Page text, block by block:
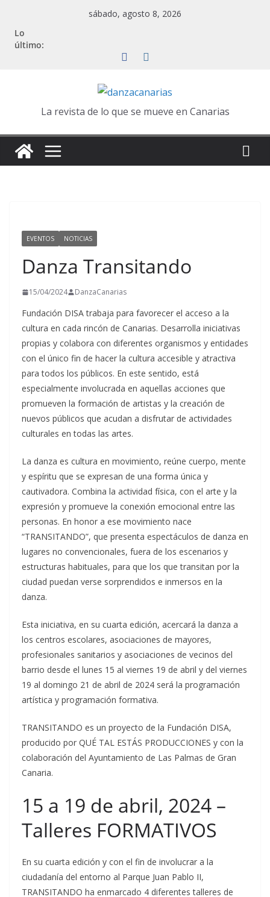
contenido
sábado, agosto 8, 2026
Lo
último:
La revista de lo que se mueve en Canarias
EVENTOS NOTICIAS
Danza Transitando
15/04/2024 DanzaCanarias
Fundación DISA trabaja para favorecer el acceso a la
cultura en cada rincón de Canarias. Desarrolla iniciativas
propias y colabora con diferentes organismos y entidades
con el único fin de hacer la cultura accesible y atractiva
para todos los públicos. En este sentido, está
especialmente involucrada en aquellas acciones que
promueven la formación de artistas y la creación de
nuevos públicos que acudan a disfrutar de actividades
culturales en todas las artes.
La danza es cultura en movimiento, reúne cuerpo, mente
y espíritu que se expresan de una forma única y
cautivadora. Combina la actividad física, con el arte y la
expresión y promueve la conexión emocional entre las
personas. En honor a ese movimiento nace
“TRANSITANDO”, que presenta espectáculos de danza en
lugares no convencionales, fuera de los escenarios y
estructuras habituales, para que los que transitan por la
ciudad puedan verse sorprendidos e inmersos en la
danza.
Esta iniciativa, en su cuarta edición, acercará la danza a
los centros escolares, asociaciones de mayores,
profesionales sanitarios y asociaciones de vecinos del
barrio desde el lunes 15 al viernes 19 de abril y del viernes
19 al domingo 21 de abril de 2024 será la programación
artística y programación formativa.
TRANSITANDO es un proyecto de la Fundación DISA,
producido por QUÉ TAL ESTÁS PRODUCCIONES y con la
colaboración del Ayuntamiento de Las Palmas de Gran
Canaria.
15 a 19 de abril, 2024 –
Talleres FORMATIVOS
En su cuarta edición y con el fin de involucrar a la
ciudadanía del entorno al Parque Juan Pablo II,
TRANSITANDO ha enmarcado 4 diferentes talleres de